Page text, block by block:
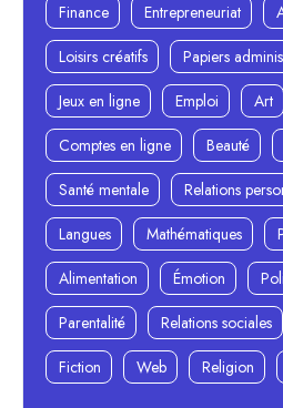
Finance
Entrepreneuriat
Loisirs créatifs
Papiers
Jeux en ligne
Emploi Art
Comptes en ligne
Beauté
Santé mentale
Relations
Langues
Mathématiques
Alimentation
Émotion
Parentalité
Relations sociales
Fiction
Web Religion